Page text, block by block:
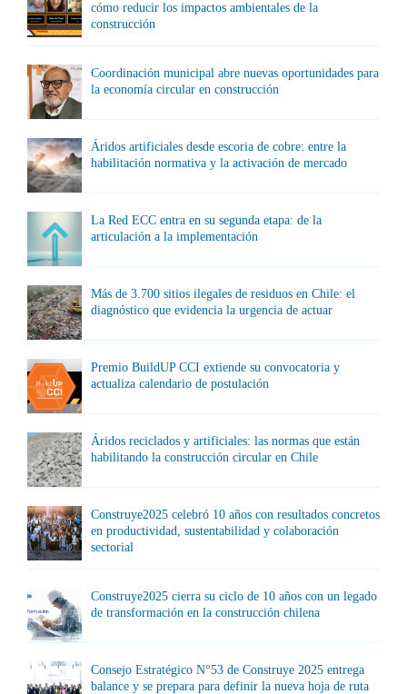
cómo reducir los impactos ambientales de la
construcción
Coordinación municipal abre nuevas oportunidades para
la economía circular en construcción
Áridos artificiales desde escoria de cobre: entre la
habilitación normativa y la activación de mercado
La Red ECC entra en su segunda etapa: de la
articulación a la implementación
Más de 3.700 sitios ilegales de residuos en Chile: el
diagnóstico que evidencia la urgencia de actuar
Premio BuildUP CCI extiende su convocatoria y
actualiza calendario de postulación
Áridos reciclados y artificiales: las normas que están
habilitando la construcción circular en Chile
Construye2025 celebró 10 años con resultados concretos
en productividad, sustentabilidad y colaboración
sectorial
Construye2025 cierra su ciclo de 10 años con un legado
de transformación en la construcción chilena
Consejo Estratégico N°53 de Construye 2025 entrega
balance y se prepara para definir la nueva hoja de ruta